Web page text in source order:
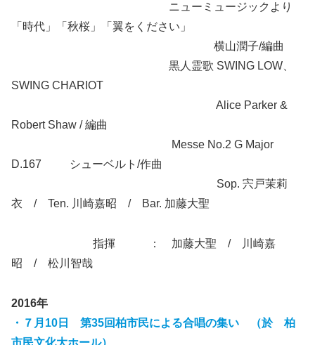
ニューミュージックより
「時代」「秋桜」「翼をください」
横山潤子/編曲
黒人霊歌 SWING LOW、
SWING CHARIOT
Alice Parker &
Robert Shaw / 編曲
Messe No.2 G Major
D.167 シューベルト/作曲
Sop. 宍戸茉莉
衣 / Ten. 川崎嘉昭 / Bar. 加藤大聖
指揮 ： 加藤大聖 / 川崎嘉
昭 / 松川智哉
2016年
・７月10日 第35回柏市民による合唱の集い （於 柏
市民文化大ホール）